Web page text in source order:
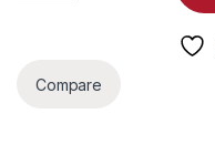
Compare